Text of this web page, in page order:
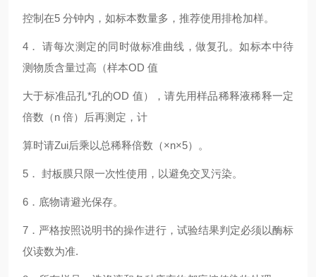
控制在5 分钟内，如标本数量多，推荐使用排枪加样。
4 ． 请每次测定的同时做标准曲线，做复孔。如标本中待
测物质含量过高（样本OD 值
大于标准品孔*孔的OD 值），请先用样品稀释液稀释一定
倍数（n 倍）后再测定，计
算时请Zui后乘以总稀释倍数（×n×5）。
5 ． 封板膜只限一次性使用，以避免交叉污染。
6 ．底物请避光保存。
7 ．严格按照说明书的操作进行，试验结果判定必须以酶标
仪读数为准.